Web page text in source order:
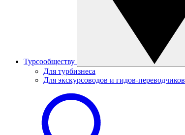
Турсообществу
Для турбизнеса
Для экскурсоводов и гидов-переводчиков